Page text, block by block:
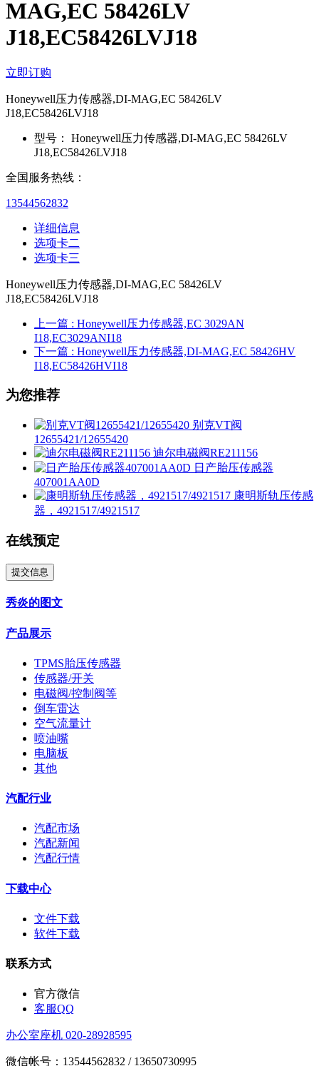
MAG,EC 58426LV
J18,EC58426LVJ18
立即订购
Honeywell压力传感器,DI-MAG,EC 58426LV
J18,EC58426LVJ18
型号：
Honeywell压力传感器,DI-MAG,EC 58426LV
J18,EC58426LVJ18
全国服务热线：
13544562832
详细信息
选项卡二
选项卡三
Honeywell压力传感器,DI-MAG,EC 58426LV
J18,EC58426LVJ18
上一篇 : Honeywell压力传感器,EC 3029AN
I18,EC3029ANI18
下一篇 : Honeywell压力传感器,DI-MAG,EC 58426HV
I18,EC58426HVI18
为您推荐
别克VT阀
12655421/12655420
迪尔电磁阀RE211156
日产胎压传感器
407001AA0D
康明斯轨压传感
器，4921517/4921517
在线预定
提交信息
秀炎的图文
产品展示
TPMS胎压传感器
传感器/开关
电磁阀/控制阀等
倒车雷达
空气流量计
喷油嘴
电脑板
其他
汽配行业
汽配市场
汽配新闻
汽配行情
下载中心
文件下载
软件下载
联系方式
官方微信
客服QQ
办公室座机 020-28928595
微信帐号：13544562832 / 13650730995